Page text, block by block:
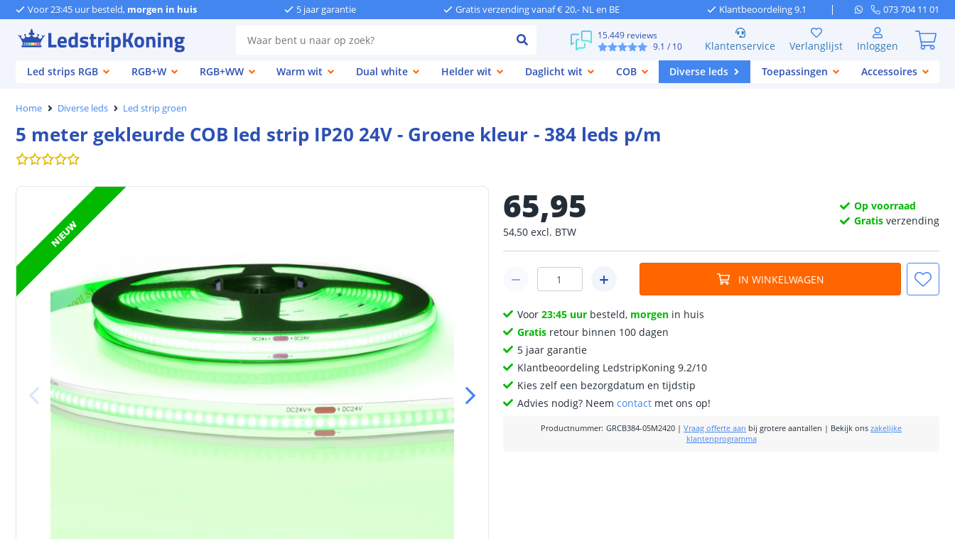
Voor 23:45 uur besteld, morgen in huis 5 jaar garantie Gratis verzending vanaf € 20,- NL en BE Klantbeoordeling 9.1 073 704 11 01
15.449 reviews
9.1 / 10 Klantenservice Verlanglijst
Inloggen
Led strips RGB
RGB+W RGB+WW Warm wit Dual white Helder wit Daglicht wit COB Diverse leds Toepassingen Accessoires
Home Diverse leds Led strip groen
5 meter gekleurde COB led strip IP20 24V - Groene kleur - 384 leds p/m
NIEUW
65,95
54,50 excl. BTW
Op voorraad
Gratis verzending
IN WINKELWAGEN
Voor23:45 uur besteld, morgen in huis
Gratis retour binnen 100 dagen
5 jaar garantie
Klantbeoordeling LedstripKoning 9.2/10
Kies zelf een bezorgdatum en tijdstip
Advies nodig? Neemcontact met ons op!
Productnummer: GRCB384-05M2420 |Vraag offerte aan bij grotere aantallen | Bekijk ons zakelijke
klantenprogramma